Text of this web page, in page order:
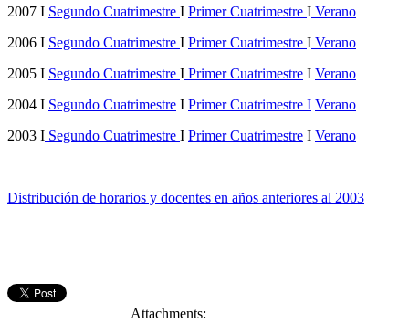
2007 I Segundo Cuatrimestre I Primer Cuatrimestre I Verano
2006 I Segundo Cuatrimestre I Primer Cuatrimestre I Verano
2005 I Segundo Cuatrimestre I Primer Cuatrimestre I Verano
2004 I Segundo Cuatrimestre I Primer Cuatrimestre I Verano
2003 I Segundo Cuatrimestre I Primer Cuatrimestre I Verano
Distribución de horarios y docentes en años anteriores al 2003
Attachments: